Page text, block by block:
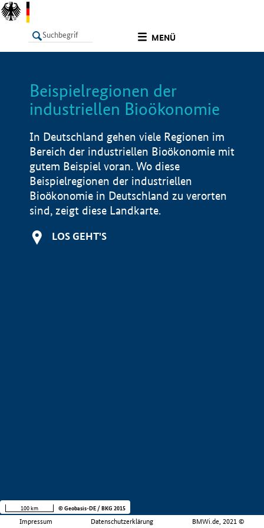
MENÜ
LISTE
Beispielregionen der
industriellen Bioökonomie
In Deutschland gehen viele Regionen im
Bereich der industriellen Bioökonomie mit
gutem Beispiel voran. Wo diese
Beispielregionen der industriellen
Bioökonomie in Deutschland zu verorten
sind, zeigt diese Landkarte.
LOS GEHT'S
Impressum Datenschutzerklärung BMWi.de, 2021 ©
100 km © Geobasis-DE / BKG 2015